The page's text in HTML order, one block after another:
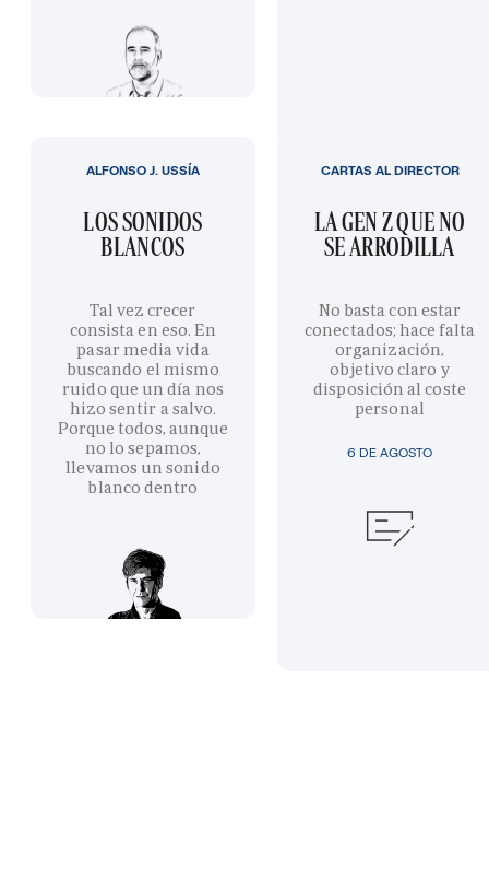
LOS SONIDOS
BLANCOS
Tal vez crecer
consista en eso. En
pasar media vida
buscando el mismo
ruido que un día nos
hizo sentir a salvo.
Porque todos, aunque
no lo sepamos,
llevamos un sonido
blanco dentro
ALFONSO J. USSÍA
6 DE AGOSTO
LA GEN Z QUE NO
SE ARRODILLA
No basta con estar
conectados; hace falta
organización,
objetivo claro y
disposición al coste
personal
CARTAS AL DIRECTOR